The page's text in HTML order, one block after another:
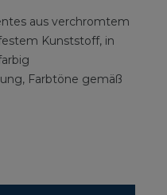
aus verchromtem
Kunststoff, in
Farbtöne gemäß